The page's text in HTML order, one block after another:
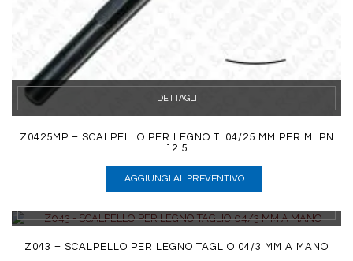
DETTAGLI
Z0425MP – SCALPELLO PER LEGNO T. 04/25 MM PER M. PN
12.5
AGGIUNGI AL PREVENTIVO
Z043 – SCALPELLO PER LEGNO TAGLIO 04/3 MM A MANO